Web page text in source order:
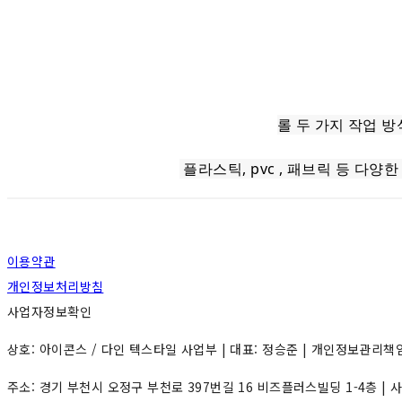
롤 두 가지 작업
플라스틱, pvc , 패브릭 등 다양
이용약관
개인정보처리방침
사업자정보확인
상호: 아이콘스 / 다인 텍스타일 사업부 | 대표: 정승준 | 개인정보관
주소: 경기 부천시 오정구 부천로 397번길 16 비즈플러스빌딩 1-4층 |